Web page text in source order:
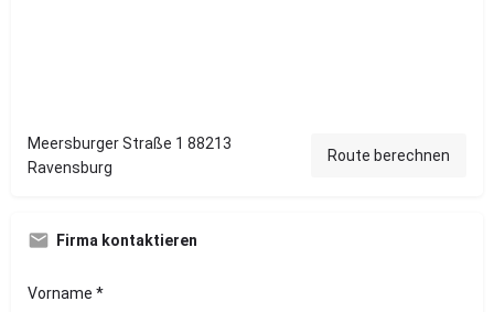
Meersburger Straße 1 88213
Ravensburg
Route berechnen
Firma kontaktieren